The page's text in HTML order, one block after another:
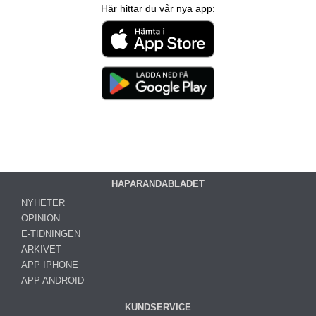
Här hittar du vår nya app:
HAPARANDABLADET
NYHETER
OPINION
E-TIDNINGEN
ARKIVET
APP IPHONE
APP ANDROID
KUNDSERVICE